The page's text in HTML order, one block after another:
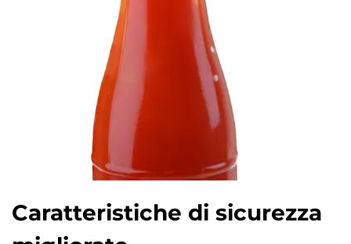
Caratteristiche di sicurezza